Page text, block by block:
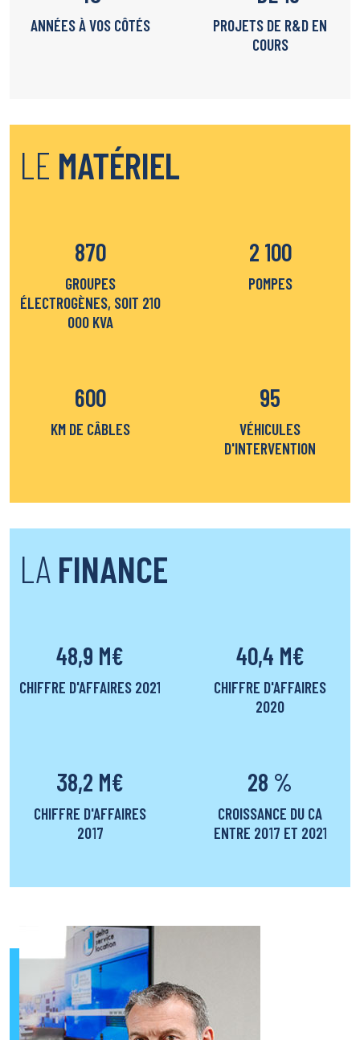
ANNÉES À VOS CÔTÉS
PROJETS DE R&D EN
COURS
LE MATÉRIEL
870
GROUPES
ÉLECTROGÈNES, SOIT 210
000 KVA
2 100
POMPES
600
KM DE CÂBLES
95
VÉHICULES
D'INTERVENTION
LA FINANCE
48,9 M€
CHIFFRE D'AFFAIRES 2021
40,4 M€
CHIFFRE D'AFFAIRES
2020
38,2 M€
CHIFFRE D'AFFAIRES
2017
28 %
CROISSANCE DU CA
ENTRE 2017 ET 2021